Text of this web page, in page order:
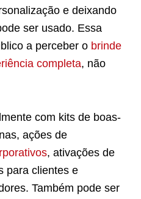
e deixando
ser usado. Essa
a perceber o brinde
completa, não
com kits de boas-
ações de
, ativações de
para clientes e
Também pode ser